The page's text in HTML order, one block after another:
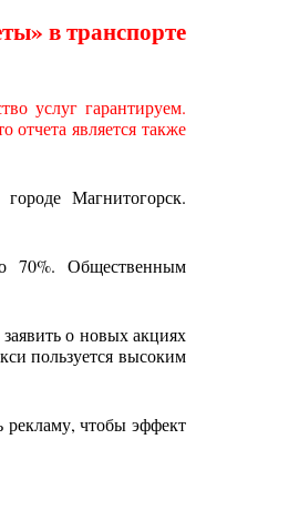
в транспорте
услуг гарантируем.
является также
Магнитогорск.
70%. Общественным
о новых акциях
пользуется высоким
рекламу, чтобы эффект